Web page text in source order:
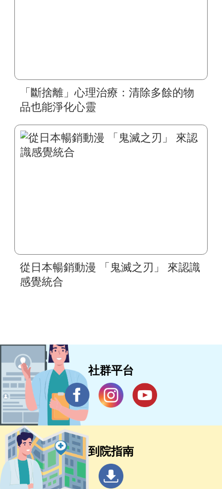
「斷捨離」心理治療：清除多餘的物
品也能淨化心靈
從日本暢銷動漫 「鬼滅之刃」 來認識
感覺統合
社群平台
到院指南